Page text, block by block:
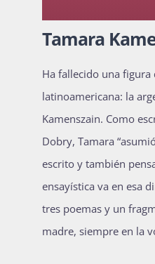
Bienvenida
Tamara
Ha fallecido una figura
latinoamericana: la
Kamenszain. Como
Dobry, Tamara
escrito y también
ensayística va en esa
tres poemas y un
madre, siempre en la